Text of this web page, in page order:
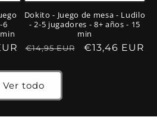
6
Dokito - Juego de mesa - Ludilo
- 2-5 jugadores - 8+ años - 15
min
Precio
€14,95 EUR
Precio
€13,46 EUR
Ver todo